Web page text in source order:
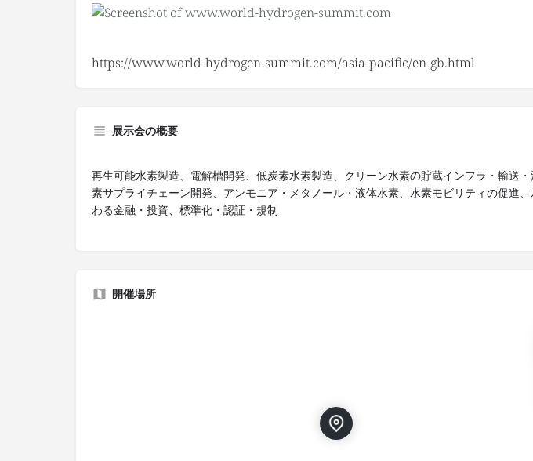
https://www.world-hydrogen-summit.com/asia-pacific/en-gb.html
展示会の概要
再生可能水素製造、電解槽開発、低炭素水素製造、クリーン水素の貯蔵インフラ・輸送
素サプライチェーン開発、アンモニア・メタノール・液体水素、水素モビリティの促進
わる金融・投資、標準化・認証・規制
開催場所